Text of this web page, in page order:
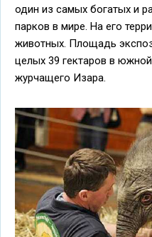
один из самых богатых и
парков в мире. На его
животных. Площадь
целых 39 гектаров в
журчащего Изара.